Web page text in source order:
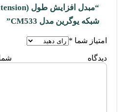
شبکه یوگرین مدل CM533”
امتیاز شما *